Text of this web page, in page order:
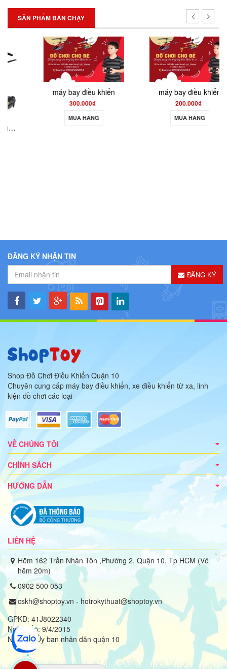
SẢN PHẨM BÁN CHẠY
máy bay điều khiển
300.000₫
MUA HÀNG
máy bay điều khiển
200.000₫
MUA HÀNG
ĐĂNG KÝ NHẬN TIN
ĐĂNG KÝ
Shop Đồ Chơi Điều Khiển Quận 10
Chuyên cung cấp máy bay điều khiển, xe điều khiển từ xa, linh
kiện đồ chơi các loại
VỀ CHÚNG TÔI
CHÍNH SÁCH
HƯỚNG DẪN
LIÊN HỆ
Hẽm 162 Trần Nhân Tôn ,Phường 2, Quận 10, Tp HCM (Vô
hẽm 20m)
0902 500 053
cskh@shoptoy.vn - hotrokythuat@shoptoy.vn
GPKD: 41J8022340
Ngày cấp: 9/4/2015
Nơi cấp: Ủy ban nhân dân quận 10